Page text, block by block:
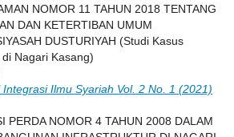
NOMOR 11 TAHUN 2018 TENTANG
DAN KETERTIBAN UMUM
DUSTURIYAH (Studi Kasus
Nagari Kasang)
Ilmu Syariah Vol. 2 No. 1 (2021)
PERDA NOMOR 4 TAHUN 2008 DALAM